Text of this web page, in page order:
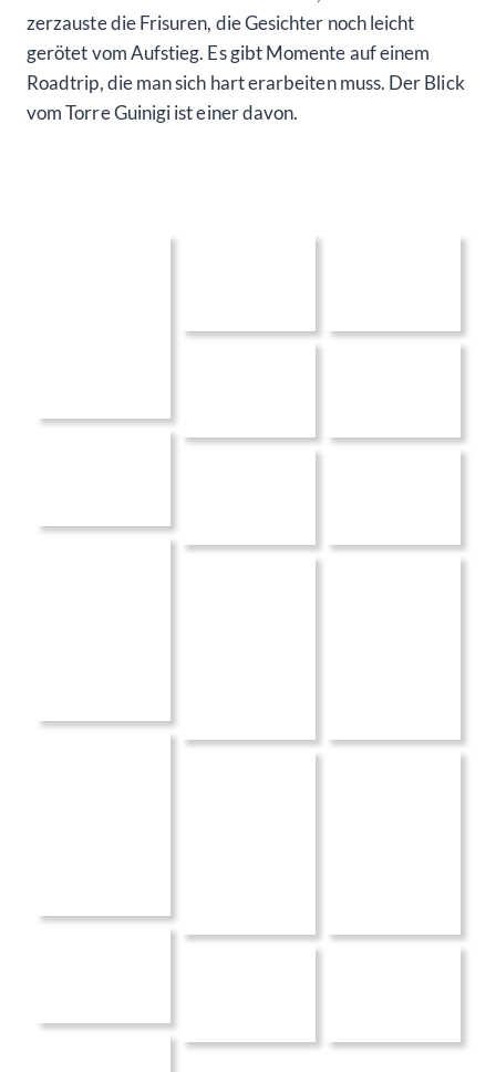
zerzauste die Frisuren, die Gesichter noch leicht
gerötet vom Aufstieg. Es gibt Momente auf einem
Roadtrip, die man sich hart erarbeiten muss. Der Blick
vom Torre Guinigi ist einer davon.